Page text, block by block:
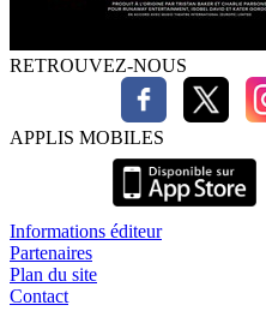
RETROUVEZ-NOUS
APPLIS MOBILES
Informations éditeur
Partenaires
Plan du site
Contact